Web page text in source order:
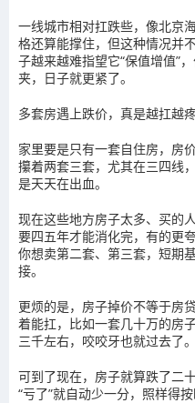
一线城市相对扛跌些，像北京
格还算能撑住，但这种情况并
子越来越难指望它“保值增值”
夹，日子就更紧了。
多套房遇上跌价，真是越扛越
家里要是只有一套自住房，房
攥着两套三套，尤其在三四线
是天天在出血。
现在这些地方房子太多、买的
要四五年才能消化完，有的更
你想卖第二套、第三套，短期
接。
更烦的是，房子掉价不等于房
着能扛，比如一套几十万的房
三千左右，咬咬牙也就过去了。
可到了现在，房子就算跌了二
“亏了”就自动少一分，照样得按